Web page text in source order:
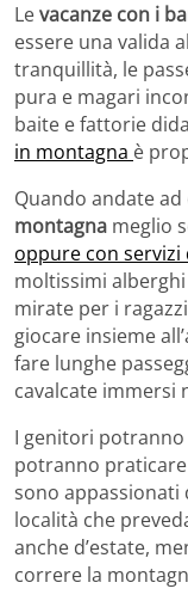
Levacanze con i
essere una valida
tranquillità, le
pura e magari
baite e fattorie
in montagna è
Quando andate
montagna meglio
oppure con
moltissimi
mirate per i
giocare insieme
fare lunghe
cavalcate immersi
I genitori
potranno
sono appassionati
località che
anche d’estate,
correre la